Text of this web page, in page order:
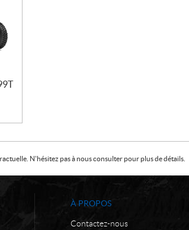
N'hésitez pas à nous consulter pour plus de détails.
À PROPOS
Contactez-nous